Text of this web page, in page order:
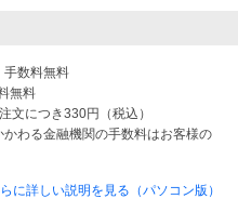
手数料無料
無料
文につき330円（税込）
わる金融機関の手数料はお客様の
に詳しい説明を見る（パソコン版）